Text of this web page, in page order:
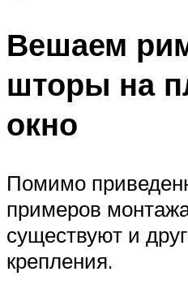
Вешаем
шторы на
окно
Помимо
примеров
существуют и
крепления.